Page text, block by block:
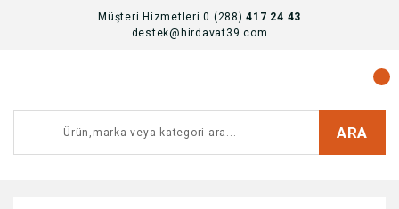
Müşteri Hizmetleri 0 (288)417 24 43
destek@hirdavat39.com
ARA